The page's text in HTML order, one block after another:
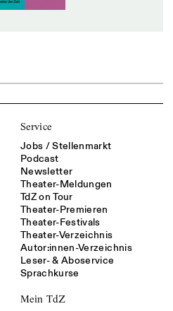
Service
Jobs / Stellenmarkt
Podcast
Newsletter
Theater-Meldungen
TdZ on Tour
Theater-Premieren
Theater-Festivals
Theater-Verzeichnis
Autor:innen-Verzeichnis
Leser- & Aboservice
Sprachkurse
Mein TdZ